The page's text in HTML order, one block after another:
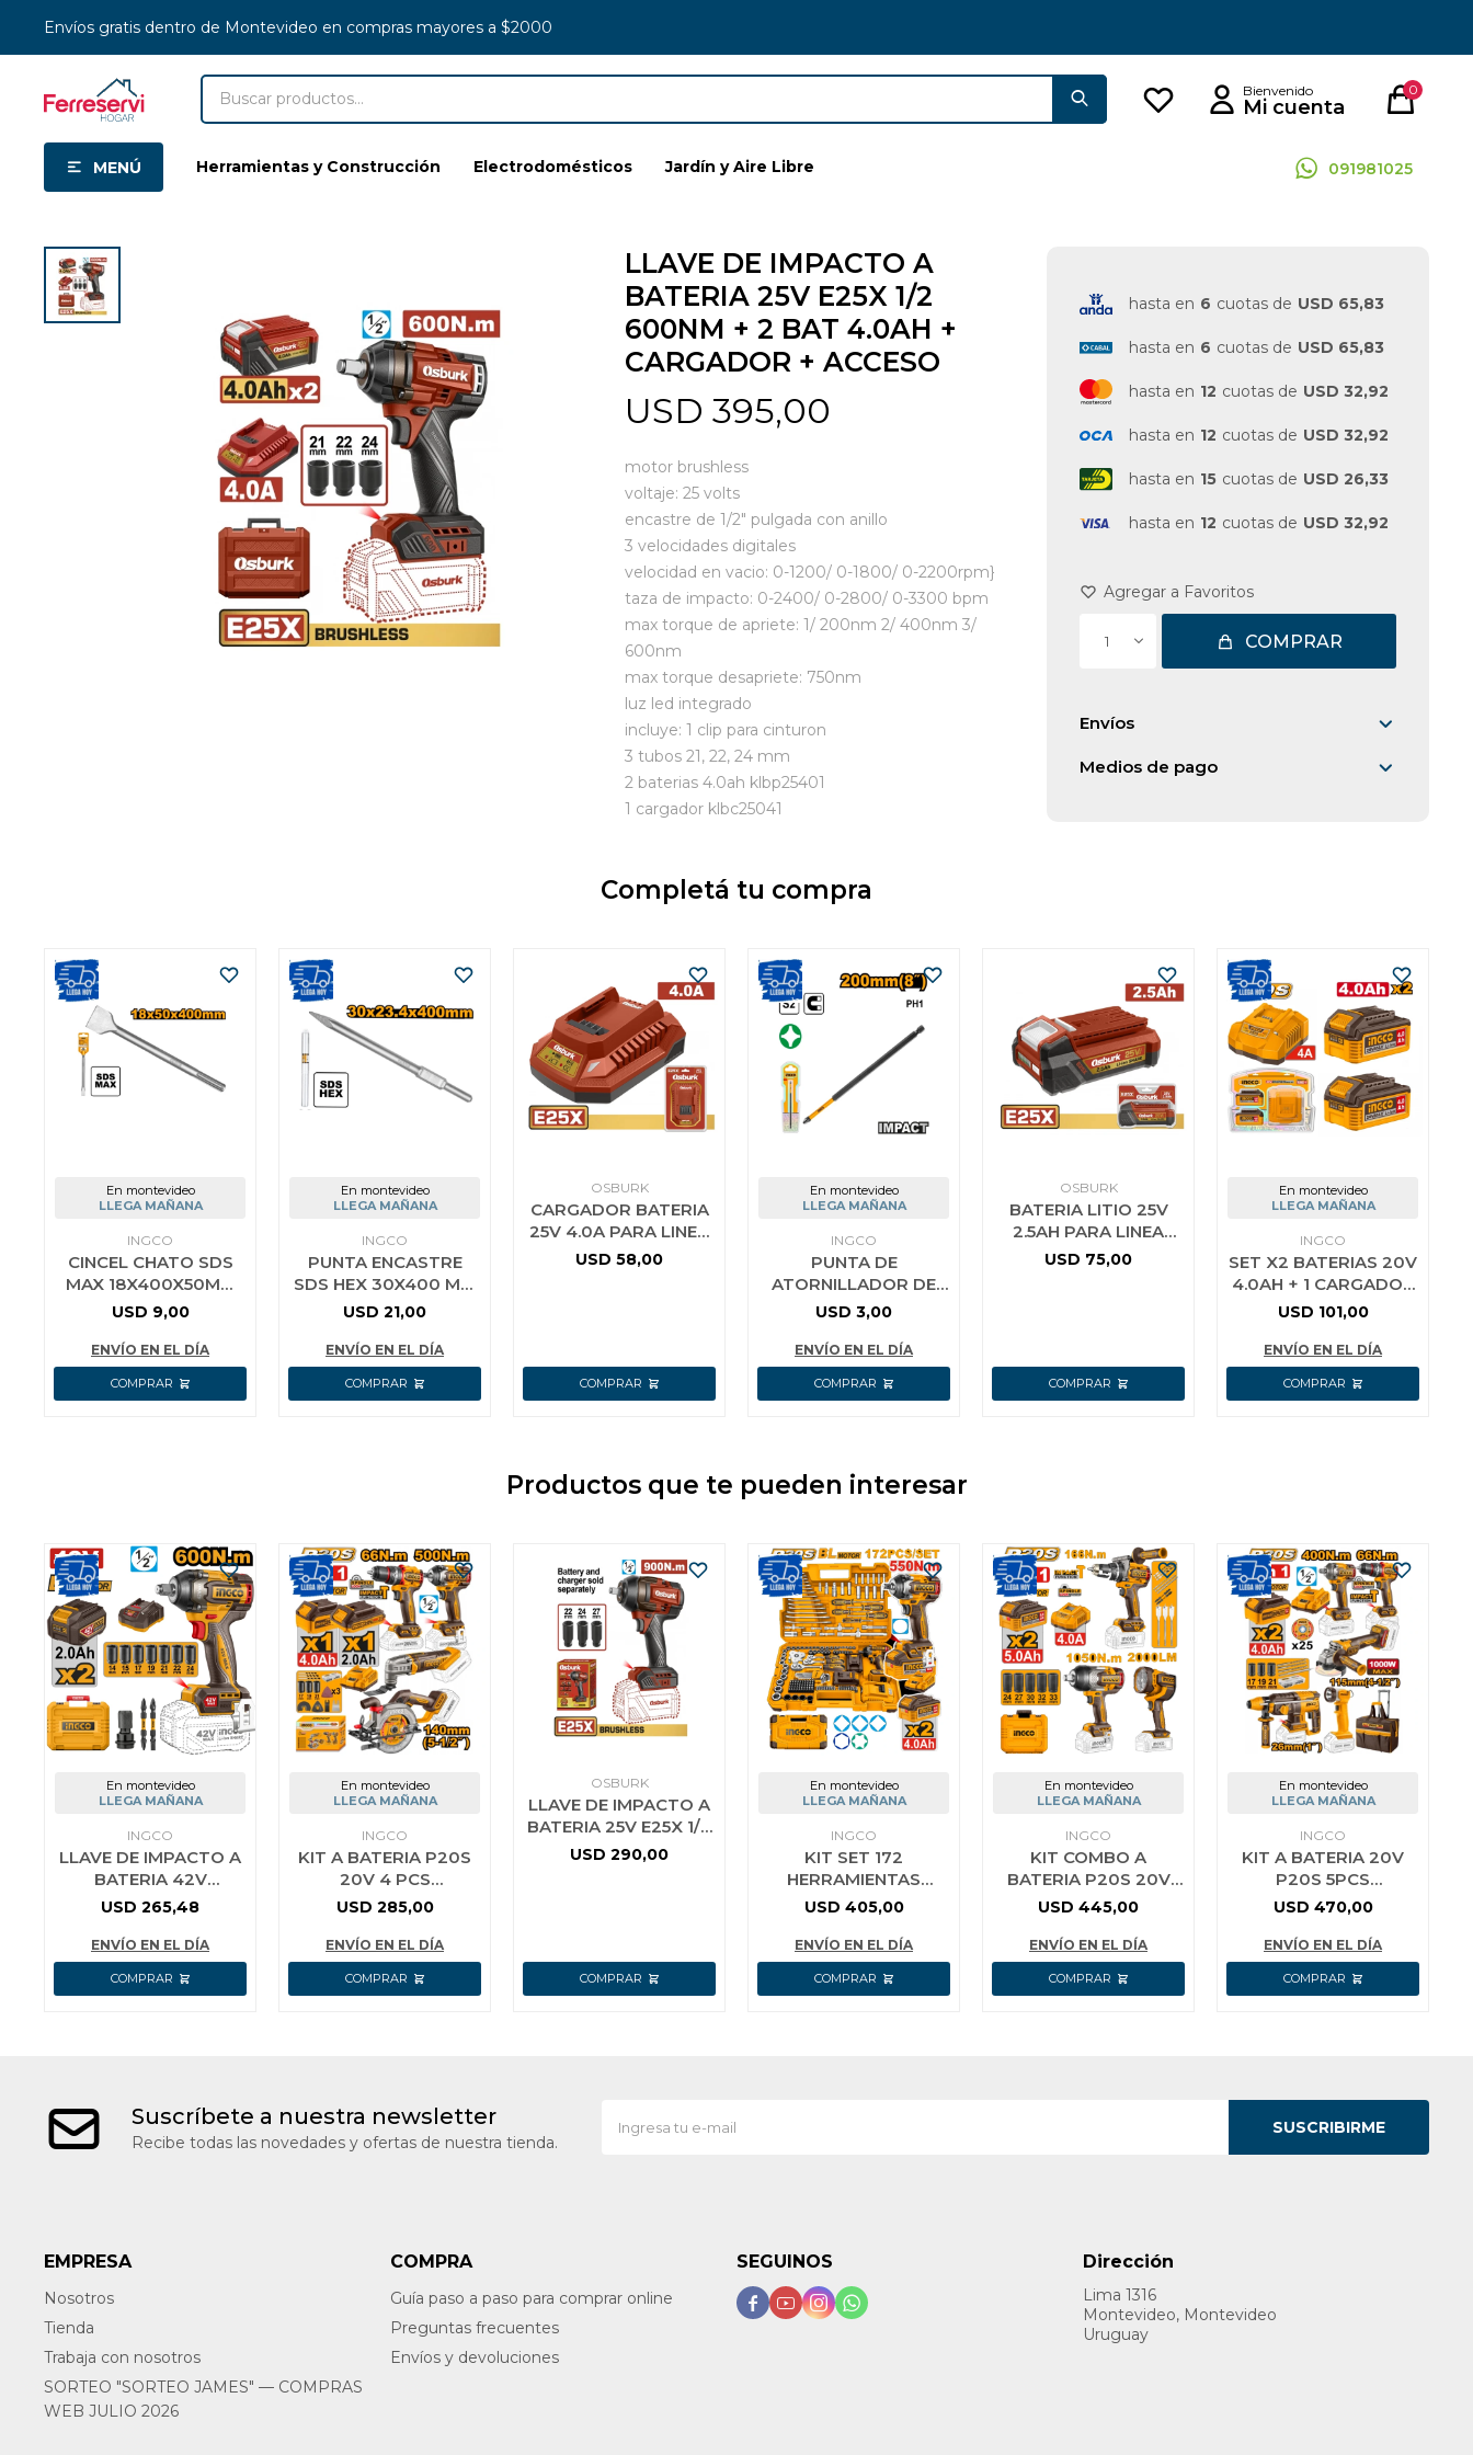
MENÚ Herramientas y Construcción Electrodomésticos Jardín y Aire Libre 091981025
0
Envíos gratis dentro de Montevideo en compras mayores a $2000
LLAVE DE IMPACTO A
BATERIA 25V E25X 1/2
600NM + 2 BAT 4.0AH +
CARGADOR + ACCESO
USD 395,00
motor brushless
voltaje: 25 volts
encastre de 1/2" pulgada con anillo
3 velocidades digitales
velocidad en vacio: 0-1200/ 0-1800/ 0-2200rpm}
taza de impacto: 0-2400/ 0-2800/ 0-3300 bpm
max torque de apriete: 1/ 200nm 2/ 400nm 3/
600nm
max torque desapriete: 750nm
luz led integrado
incluye: 1 clip para cinturon
3 tubos 21, 22, 24 mm
2 baterias 4.0ah klbp25401
1 cargador klbc25041
hasta en 6 cuotas de USD 65,83
hasta en 6 cuotas de USD 65,83
hasta en 12 cuotas de USD 32,92
hasta en 12 cuotas de USD 32,92
hasta en 15 cuotas de USD 26,33
hasta en 12 cuotas de USD 32,92
1 COMPRAR
Envíos
Medios de pago
Completá tu compra
En montevideo
LLEGA MAÑANA
INGCO
CINCEL CHATO SDS
MAX 18X400X50MM
INGCO DBC0224002
USD 9,00
ENVÍO EN EL DÍA
En montevideo
LLEGA MAÑANA
INGCO
PUNTA ENCASTRE
SDS HEX 30X400 MM
INGCO DBC03340011
USD 21,00
ENVÍO EN EL DÍA
OSBURK
CARGADOR BATERIA
25V 4.0A PARA LINEA
E25X USO INDUSTRIAL
USD 58,00
En montevideo
LLEGA MAÑANA
INGCO
PUNTA DE
ATORNILLADOR DE
IMPACTO 8´´ INGCO
USD 3,00
ENVÍO EN EL DÍA
OSBURK
BATERIA LITIO 25V
2.5AH PARA LINEA
E25X USO INDUSTRIAL
USD 75,00
En montevideo
LLEGA MAÑANA
INGCO
SET X2 BATERIAS 20V
4.0AH + 1 CARGADOR
INGCO FBCPK2013
USD 101,00
ENVÍO EN EL DÍA
Productos que te pueden interesar
En montevideo
LLEGA MAÑANA
INGCO
LLAVE DE IMPACTO A
BATERIA 42V
BRUSHLESS 600NM
CARGADOR AC
USD 265,48
ENVÍO EN EL DÍA
En montevideo
LLEGA MAÑANA
INGCO
KIT A BATERIA P20S
20V 4 PCS
BRUSHLESS MOTOR
CARGADOR Y
ACCESORI
USD 285,00
ENVÍO EN EL DÍA
OSBURK
LLAVE DE IMPACTO A
BATERIA 25V E25X 1/2
900NM + 3 DADOS 22
USD 290,00
En montevideo
LLEGA MAÑANA
INGCO
KIT SET 172
HERRAMIENTAS
COMBINADAS + LLAVE
BATERIA 550NM 20V +
2 B
USD 405,00
ENVÍO EN EL DÍA
En montevideo
LLEGA MAÑANA
INGCO
KIT COMBO A
BATERIA P20S 20V
TALADRO ATORN.
LLAVE DE IMPACTO 10
USD 445,00
ENVÍO EN EL DÍA
En montevideo
LLEGA MAÑANA
INGCO
KIT A BATERIA 20V
P20S 5PCS
BRUSHLESS MOTOR
CARGADOR BOLSO Y
ACCESO
USD 470,00
ENVÍO EN EL DÍA
Suscríbete a nuestra newsletter
Recibe todas las novedades y ofertas de nuestra tienda.
SUSCRIBIRME
EMPRESA
Nosotros
Tienda
Trabaja con nosotros
SORTEO "SORTEO JAMES" — COMPRAS
WEB JULIO 2026
COMPRA
Guía paso a paso para comprar online
Preguntas frecuentes
Envíos y devoluciones
Dirección
Lima 1316
Montevideo, Montevideo
Uruguay
SEGUINOS
   